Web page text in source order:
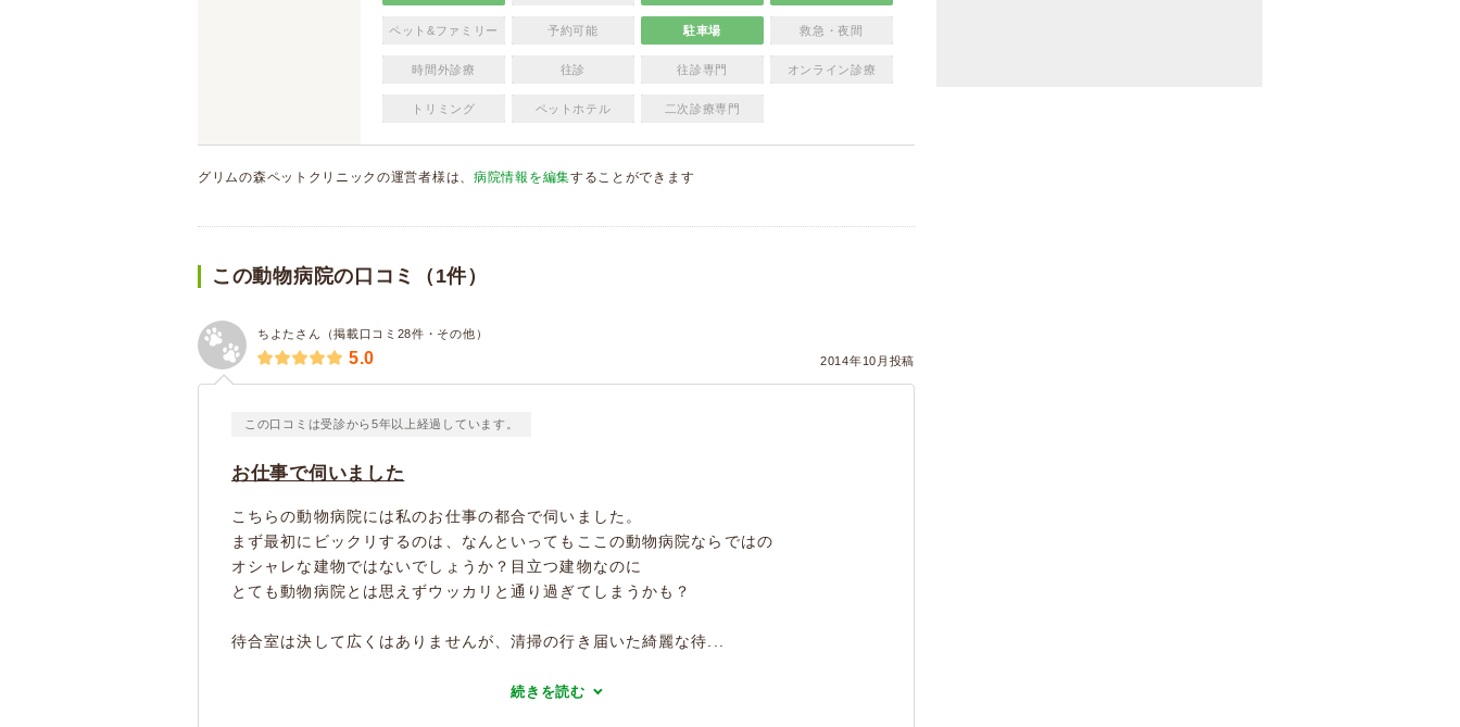
ペット&ファミリー 予約可能 駐車場 救急・夜間
時間外診療 往診 往診専門 オンライン診療
トリミング ペットホテル 二次診療専門
グリムの森ペットクリニックの運営者様は、 病院情報を編集することができます
この動物病院の口コミ（1件）
ちよたさん（掲載口コミ28件・その他）
2014年10月投稿
5.0
この口コミは受診から5年以上経過しています。
お仕事で伺いました
こちらの動物病院には私のお仕事の都合で伺いました。
まず最初にビックリするのは、なんといってもここの動物病院ならではの
オシャレな建物ではないでしょうか？目立つ建物なのに
とても動物病院とは思えずウッカリと通り過ぎてしまうかも？
待合室は決して広くはありませんが、清掃の行き届いた綺麗な待...
続きを読む